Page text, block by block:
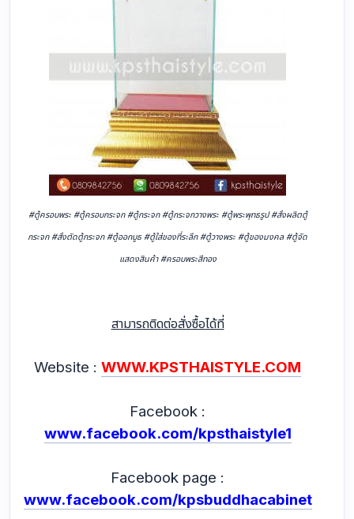
#ตู้ครอบพระ #ตู้ครอบกระจก #ตู้กระจก #ตู้กระจกวางพระ #ตู้พระพุทธรูป #สั่งผลิตตู้
กระจก #สั่งตัดตู้กระจก #ตู้ออกบูธ #ตู้ใส่ของที่ระลึก #ตู้วางพระ #ตู้ของมงคล #ตู้จัด
แสดงสินค้า #ครอบพระสีทอง
สามารถติดต่อสั่งซื้อได้ที่
Website : WWW.KPSTHAISTYLE.COM
Facebook :
www.facebook.com/kpsthaistyle1
Facebook page :
www.facebook.com/kpsbuddhacabinet